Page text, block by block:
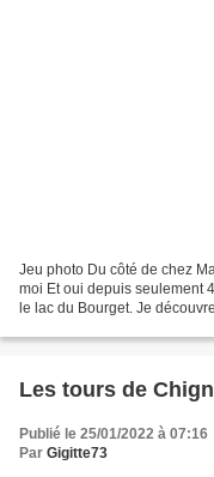
Jeu photo Du côté de chez
moi Et oui depuis seulement
le lac du Bourget. Je
Les tours de
Publié le 25/01/2022 à 07:16
Par Gigitte73